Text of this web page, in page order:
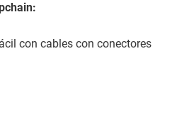
con cables con conectores